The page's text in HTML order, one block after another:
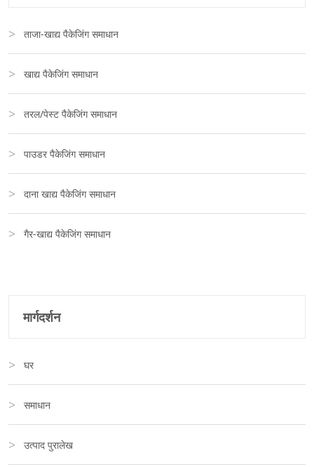
ताजा-खाद्य पैकेजिंग समाधान
खाद्य पैकेजिंग समाधान
तरल/पेस्ट पैकेजिंग समाधान
पाउडर पैकेजिंग समाधान
दाना खाद्य पैकेजिंग समाधान
गैर-खाद्य पैकेजिंग समाधान
मार्गदर्शन
घर
समाधान
उत्पाद पुरालेख